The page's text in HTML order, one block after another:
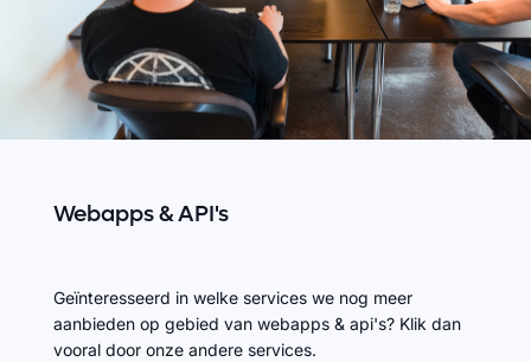
Webapps&API's
Geïnteresseerd in welke services we nog meer
aanbieden op gebied van webapps & api's? Klik dan
vooral door onze andere services.